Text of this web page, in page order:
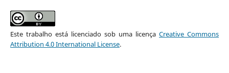
Este trabalho está licenciado sob uma licençaCreative Commons
Attribution 4.0 International License.